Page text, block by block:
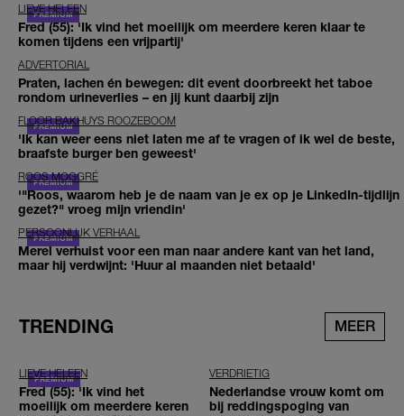
LIEVE HELEEN
Fred (55): 'Ik vind het moeilijk om meerdere keren klaar te
komen tijdens een vrijpartij'
ADVERTORIAL
Praten, lachen én bewegen: dit event doorbreekt het taboe
rondom urineverlies – en jij kunt daarbij zijn
FLOOR BAKHUYS ROOZEBOOM
'Ik kan weer eens niet laten me af te vragen of ik wel de beste,
braafste burger ben geweest'
ROOS MOGGRÉ
'"Roos, waarom heb je de naam van je ex op je LinkedIn-tijdlijn
gezet?" vroeg mijn vriendin'
PERSOONLIJK VERHAAL
Merel verhuist voor een man naar andere kant van het land,
maar hij verdwijnt: 'Huur al maanden niet betaald'
TRENDING MEER
LIEVE HELEEN
Fred (55): 'Ik vind het
moeilijk om meerdere keren
VERDRIETIG
Nederlandse vrouw komt om
bij reddingspoging van